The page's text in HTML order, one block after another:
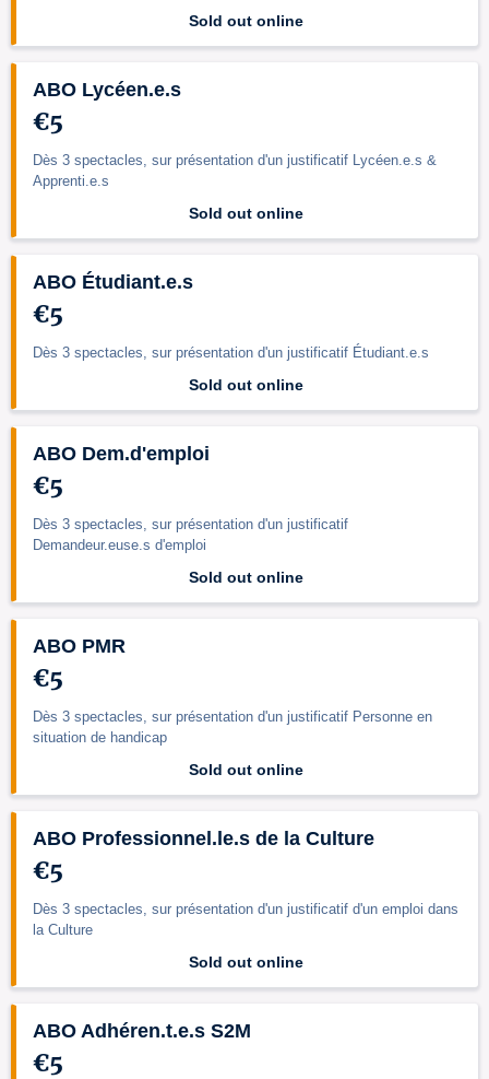
Sold out online
ABO Lycéen.e.s
€5
Dès 3 spectacles, sur présentation d'un justificatif Lycéen.e.s &
Apprenti.e.s
Sold out online
ABO Étudiant.e.s
€5
Dès 3 spectacles, sur présentation d'un justificatif Étudiant.e.s
Sold out online
ABO Dem.d'emploi
€5
Dès 3 spectacles, sur présentation d'un justificatif
Demandeur.euse.s d'emploi
Sold out online
ABO PMR
€5
Dès 3 spectacles, sur présentation d'un justificatif Personne en
situation de handicap
Sold out online
ABO Professionnel.le.s de la Culture
€5
Dès 3 spectacles, sur présentation d'un justificatif d'un emploi dans
la Culture
Sold out online
ABO Adhéren.t.e.s S2M
€5